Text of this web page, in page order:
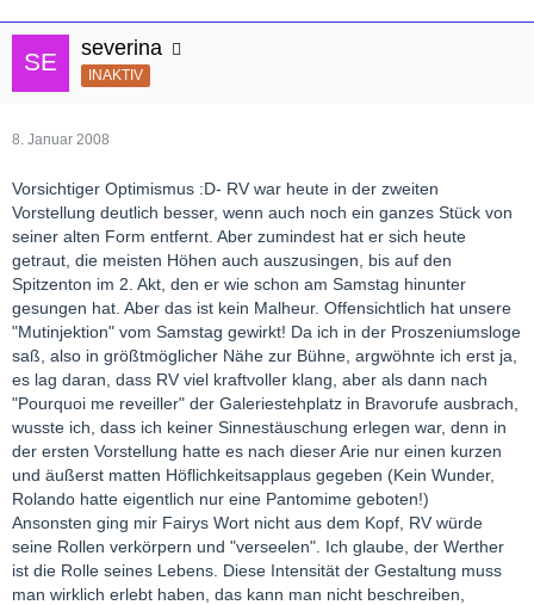
severina
INAKTIV
8. Januar 2008
Vorsichtiger Optimismus :D- RV war heute in der zweiten
Vorstellung deutlich besser, wenn auch noch ein ganzes Stück von
seiner alten Form entfernt. Aber zumindest hat er sich heute
getraut, die meisten Höhen auch auszusingen, bis auf den
Spitzenton im 2. Akt, den er wie schon am Samstag hinunter
gesungen hat. Aber das ist kein Malheur. Offensichtlich hat unsere
"Mutinjektion" vom Samstag gewirkt! Da ich in der Proszeniumsloge
saß, also in größtmöglicher Nähe zur Bühne, argwöhnte ich erst ja,
es lag daran, dass RV viel kraftvoller klang, aber als dann nach
"Pourquoi me reveiller" der Galeriestehplatz in Bravorufe ausbrach,
wusste ich, dass ich keiner Sinnestäuschung erlegen war, denn in
der ersten Vorstellung hatte es nach dieser Arie nur einen kurzen
und äußerst matten Höflichkeitsapplaus gegeben (Kein Wunder,
Rolando hatte eigentlich nur eine Pantomime geboten!)
Ansonsten ging mir Fairys Wort nicht aus dem Kopf, RV würde
seine Rollen verkörpern und "verseelen". Ich glaube, der Werther
ist die Rolle seines Lebens. Diese Intensität der Gestaltung muss
man wirklich erlebt haben, das kann man nicht beschreiben,